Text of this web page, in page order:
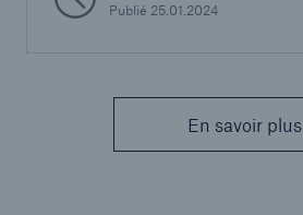
Publié 25.01.2024
En savoir plus